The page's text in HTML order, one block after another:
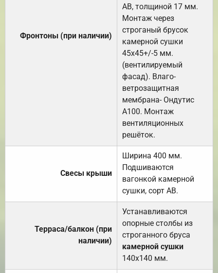
Фронтоны (при наличии)
АВ, толщиной 17 мм.
Монтаж через
строганый брусок
камерной сушки
45х45+/-5 мм.
(вентилируемый
фасад). Влаго-
ветрозащитная
мембрана- Ондутис
А100. Монтаж
вентиляционных
решёток.
Свесы крыши
Ширина 400 мм.
Подшиваются
вагонкой камерной
сушки, сорт АВ.
Терраса/балкон (при
наличии)
Устанавливаются
опорные столбы из
строганного бруса
камерной сушки
140х140 мм.